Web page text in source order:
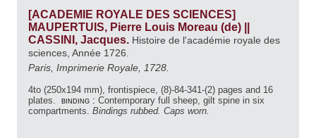
[ACADEMIE ROYALE DES SCIENCES]
MAUPERTUIS, Pierre Louis Moreau (de) ||
CASSINI, Jacques. Histoire de l'académie royale des
sciences, Année 1726.
Paris, Imprimerie Royale, 1728.
4to (250x194 mm), frontispiece, (8)-84-341-(2) pages and 16
plates. binding : Contemporary full sheep, gilt spine in six
compartments. Bindings rubbed. Caps worn.